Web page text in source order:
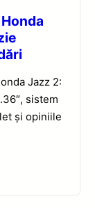
Jazz 2:
sistem
și opiniile